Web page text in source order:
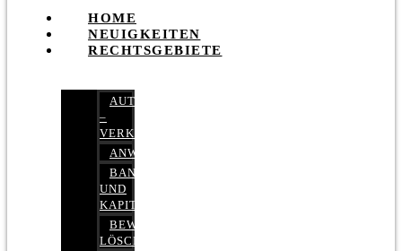
HOME
NEUIGKEITEN
RECHTSGEBIETE
AUTOBETRUG
–
VERKEHRSRECHT
ANWALTSHAFTUNGSRECHT
BANK-
UND
KAPITALMARKTRECHT
BEWERTUNGEN
LÖSCHEN